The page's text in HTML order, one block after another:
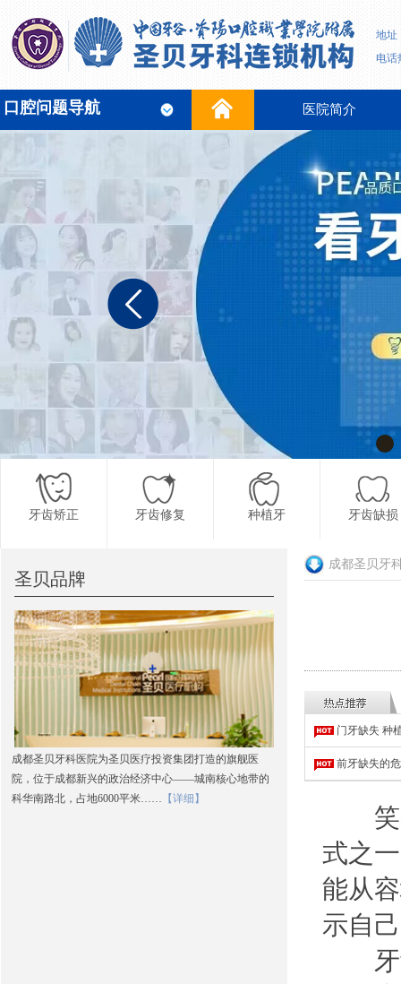
地址
电话
口腔问题导航 医院简介
牙齿矫正 牙齿修复 种植牙 牙齿缺损
更多项目
成都圣贝牙
门牙缺失 种
前牙缺失的
笑容
式之
能从
示自
牙齿
圣贝品牌
成都圣贝牙科医院为圣贝医疗投资集团打造的旗舰医
院，位于成都新兴的政治经济中心——城南核心地带的
科华南路北，占地6000平米…… 【详细】